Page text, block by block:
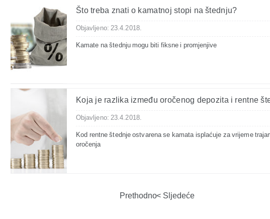
Što treba znati o kamatnoj stopi na štednju?
Objavljeno: 23.4.2018.
Kamate na štednju mogu biti fiksne i promjenjive
Koja je razlika između oročenog depozita i rentne
Objavljeno: 23.4.2018.
Kod rentne štednje ostvarena se kamata isplaćuje za vrijeme
oročenja
Prethodno Sljedeće